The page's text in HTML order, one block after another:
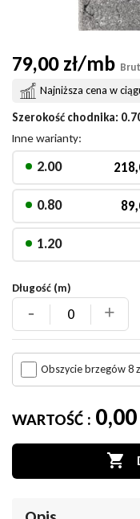
79,00 zł/mb
Najniższa cena w
Szerokość chodnika:
Inne warianty:
2.00
0.80
1.20
Długość (m)
- +
Obszycie brzegów 8
WARTOŚĆ : 0,00
